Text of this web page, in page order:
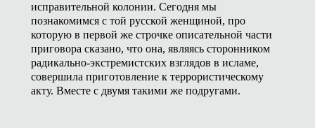
исправительной колонии. Сегодня мы
познакомимся с той русской женщиной, про
которую в первой же строчке описательной части
приговора сказано, что она, являясь сторонником
радикально-экстремистских взглядов в исламе,
совершила приготовление к террористическому
акту. Вместе с двумя такими же подругами.